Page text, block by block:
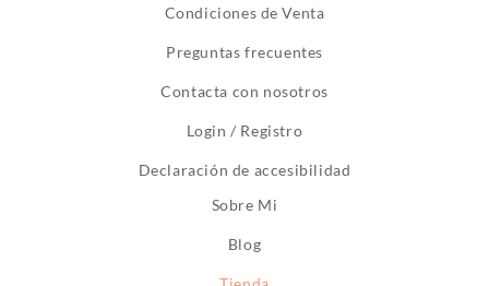
Condiciones de Venta
Preguntas frecuentes
Contacta con nosotros
Login / Registro
Declaración de accesibilidad
Sobre Mi
Blog